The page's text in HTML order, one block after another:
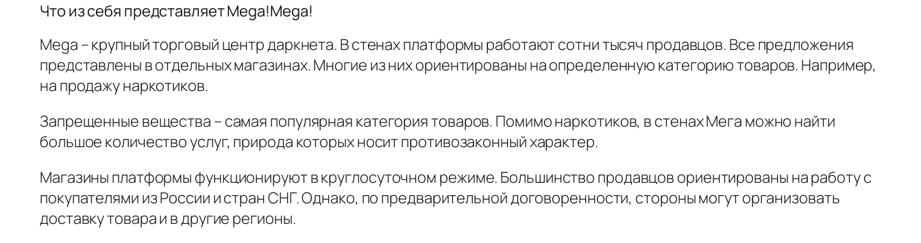
Что из себя представляет Mega!Mega!
Mega – крупный торговый центр даркнета. В стенах платформы работают сотни тысяч продавцов. Все предложения
представлены в отдельных магазинах. Многие из них ориентированы на определенную категорию товаров. Например,
на продажу наркотиков.
Запрещенные вещества – самая популярная категория товаров. Помимо наркотиков, в стенах Мега можно найти
большое количество услуг, природа которых носит противозаконный характер.
Магазины платформы функционируют в круглосуточном режиме. Большинство продавцов ориентированы на работу с
покупателями из России и стран СНГ. Однако, по предварительной договоренности, стороны могут организовать
доставку товара и в другие регионы.